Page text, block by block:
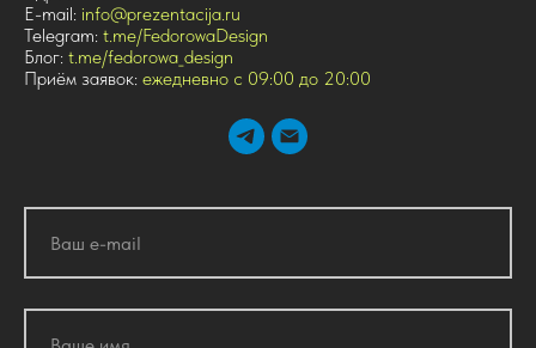
E-mail: info@prezentacija.ru
Telegram: t.me/FedorowaDesign
Блог: t.me/fedorowa_design
Приём заявок: ежедневно с 09:00 до 20:00